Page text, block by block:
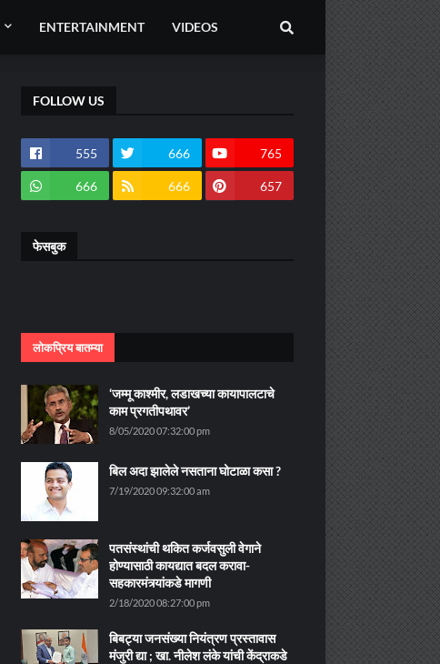
ENTERTAINMENT VIDEOS
FOLLOW US
555 666 765
666 666 657
फेसबुक
लोकप्रिय बातम्या
‘जम्मू काश्मीर, लडाखच्या कायापालटाचे
काम प्रगतीपथावर’
8/05/2020 07:32:00 pm
बिल अदा झालेले नसताना घोटाळा कसा ?
7/19/2020 09:32:00 am
पतसंस्थांची थकित कर्जवसुली वेगाने
होण्यासाठी कायद्यात बदल करावा-
सहकारमंत्र्यांकडे मागणी
2/18/2020 08:27:00 pm
बिबट्या जनसंख्या नियंत्रण प्रस्तावास
मंजुरी द्या ; खा. नीलेश लंके यांची केंद्राकडे